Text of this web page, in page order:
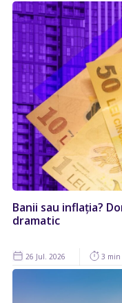
Banii sau inflația?
dramatic
26 Jul. 2026 3 min